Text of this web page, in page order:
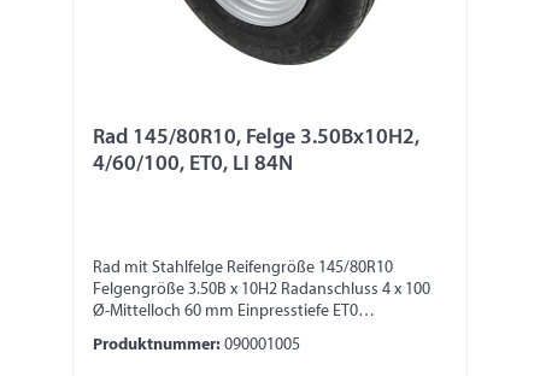
Rad 145/80R10, Felge 3.50Bx10H2,
4/60/100, ET0, LI 84N
Rad mit Stahlfelge Reifengröße 145/80R10
Felgengröße 3.50B x 10H2 Radanschluss 4 x 100
Ø-Mittelloch 60 mm Einpresstiefe ET0
Tragfähigkeit 500 kg LI 84N
Produktnummer: 090001005